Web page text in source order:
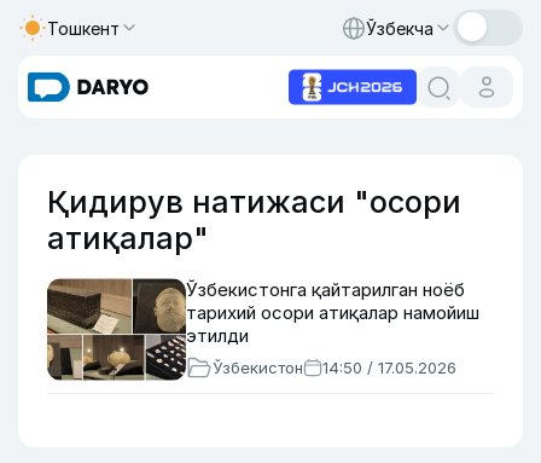
Тошкент Ўзбекча
Қидирув натижаси "осори
атиқалар"
Ўзбекистонга қайтарилган ноёб
тарихий осори атиқалар намойиш
этилди
Ўзбекистон 14:50 / 17.05.2026